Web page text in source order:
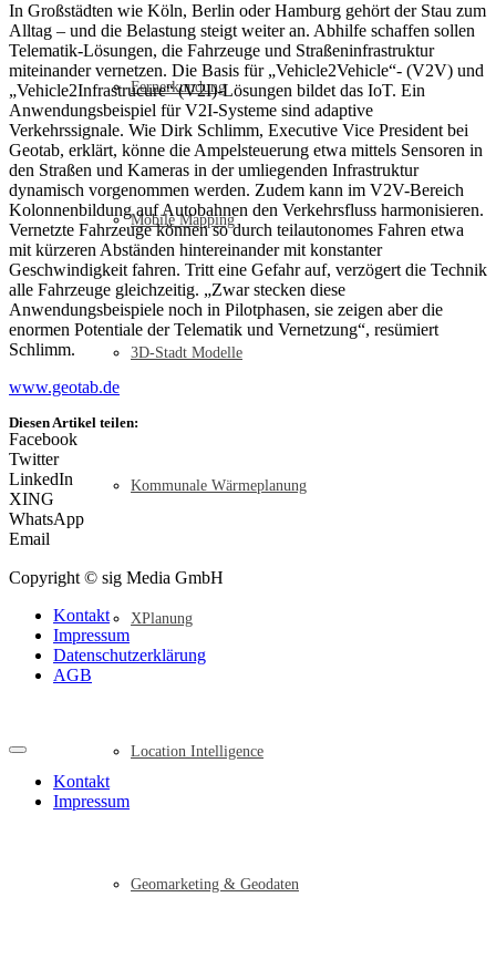
Fernerkundung
Mobile Mapping
3D-Stadt Modelle
Kommunale Wärmeplanung
XPlanung
Location Intelligence
Geomarketing & Geodaten
In Großstädten wie Köln, Berlin oder Hamburg gehört der Stau zum
Alltag – und die Belastung steigt weiter an. Abhilfe schaffen sollen
Telematik-Lösungen, die Fahrzeuge und Straßeninfrastruktur
miteinander vernetzen. Die Basis für „Vehicle2Vehicle“- (V2V) und
„Vehicle2Infrastrucure“ (V2I)-Lösungen bildet das IoT. Ein
Anwendungsbeispiel für V2I-Systeme sind adaptive
Verkehrssignale. Wie Dirk Schlimm, Executive Vice President bei
Geotab, erklärt, könne die Ampelsteuerung etwa mittels Sensoren in
den Straßen und Kameras in der umliegenden Infrastruktur
dynamisch vorgenommen werden. Zudem kann im V2V-Bereich
Kolonnenbildung auf Autobahnen den Verkehrsfluss harmonisieren.
Vernetzte Fahrzeuge können so durch teilautonomes Fahren etwa
mit kürzeren Abständen hintereinander mit konstanter
Geschwindigkeit fahren. Tritt eine Gefahr auf, verzögert die Technik
alle Fahrzeuge gleichzeitig. „Zwar stecken diese
Anwendungsbeispiele noch in Pilotphasen, sie zeigen aber die
enormen Potentiale der Telematik und Vernetzung“, resümiert
Schlimm.
www.geotab.de
Diesen Artikel teilen:
Facebook
Twitter
LinkedIn
XING
WhatsApp
Email
Copyright © sig Media GmbH
Kontakt
Impressum
Datenschutzerklärung
AGB
Kontakt
Impressum